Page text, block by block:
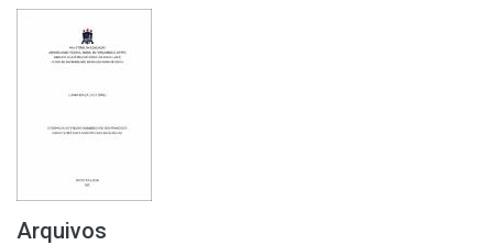
Arquivos